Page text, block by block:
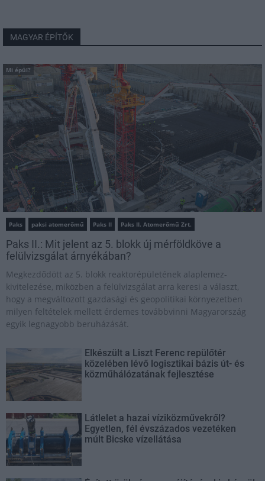
MAGYAR ÉPÍTŐK
Mi épül?
Paks paksi atomerőmű Paks II Paks II. Atomerőmű Zrt.
Paks II.: Mit jelent az 5. blokk új mérföldköve a
felülvizsgálat árnyékában?
Megkezdődött az 5. blokk reaktorépületének alaplemez-
kivitelezése, miközben a felülvizsgálat arra keresi a választ,
hogy a megváltozott gazdasági és geopolitikai környezetben
milyen feltételek mellett érdemes továbbvinni Magyarország
egyik legnagyobb beruházását.
Elkészült a Liszt Ferenc repülőtér
közelében lévő logisztikai bázis út- és
közműhálózatának fejlesztése
Látlelet a hazai víziközművekről?
Egyetlen, fél évszázados vezetéken
múlt Bicske vízellátása